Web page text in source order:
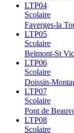
LTP04
Scolaire
Faverges-la
LTP05
Scolaire
Belmont-St
LTP06
Scolaire
Doissin-
LTP07
Scolaire
Pont de
LTP08
Scolaire